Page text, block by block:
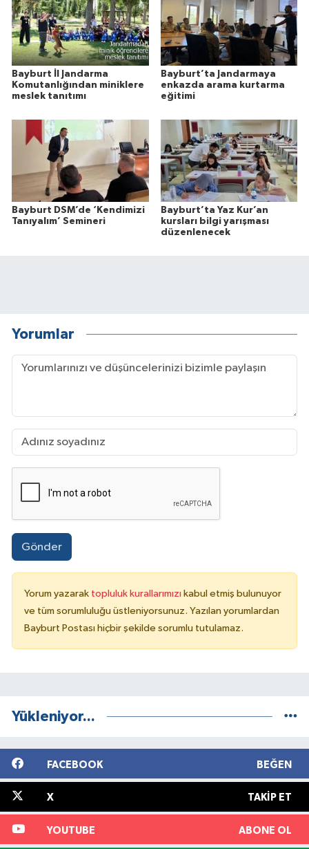
Bayburt İl Jandarma
Komutanlığından miniklere
meslek tanıtımı
Bayburt’ta Jandarmaya
enkazda arama kurtarma
eğitimi
Bayburt DSM’de ‘Kendimizi
Tanıyalım’ Semineri
Bayburt’ta Yaz Kur’an
kursları bilgi yarışması
düzenlenecek
Yorumlar
Gönder
Yorum yazarak topluluk kurallarımızı kabul etmiş bulunuyor
ve tüm sorumluluğu üstleniyorsunuz. Yazılan yorumlardan
Bayburt Postası hiçbir şekilde sorumlu tutulamaz.
Yükleniyor...
FACEBOOK BEĞEN
X TAKIP ET
YOUTUBE ABONE OL